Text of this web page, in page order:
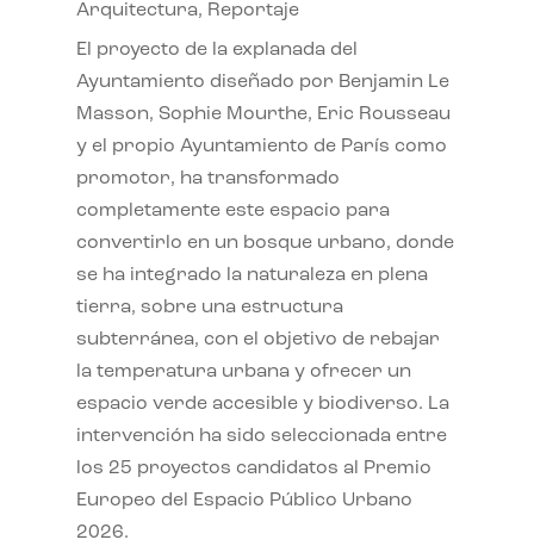
Arquitectura, Reportaje
El proyecto de la explanada del
Ayuntamiento diseñado por Benjamin Le
Masson, Sophie Mourthe, Eric Rousseau
y el propio Ayuntamiento de París como
promotor, ha transformado
completamente este espacio para
convertirlo en un bosque urbano, donde
se ha integrado la naturaleza en plena
tierra, sobre una estructura
subterránea, con el objetivo de rebajar
la temperatura urbana y ofrecer un
espacio verde accesible y biodiverso. La
intervención ha sido seleccionada entre
los 25 proyectos candidatos al Premio
Europeo del Espacio Público Urbano
2026.